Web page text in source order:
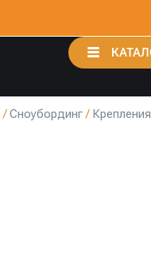
/Сноубординг/